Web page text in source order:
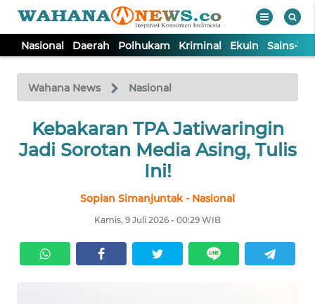
Nasional Daerah Polhukam Kriminal Ekuin Sains-
Wahana News Nasional
Kebakaran TPA Jatiwaringin
Jadi Sorotan Media Asing, Tulis
Ini!
Sopian Simanjuntak - Nasional
Kamis, 9 Juli 2026 - 00:29 WIB
TV
Tutup
NASIONAL
KRIMINAL